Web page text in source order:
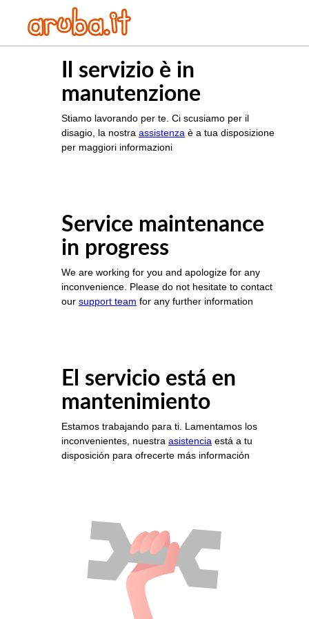
Il servizio è in
manutenzione
Stiamo lavorando per te. Ci scusiamo per il
disagio, la nostra assistenza è a tua disposizione
per maggiori informazioni
Service maintenance
in progress
We are working for you and apologize for any
inconvenience. Please do not hesitate to contact
our support team for any further information
El servicio está en
mantenimiento
Estamos trabajando para ti. Lamentamos los
inconvenientes, nuestra asistencia está a tu
disposición para ofrecerte más información